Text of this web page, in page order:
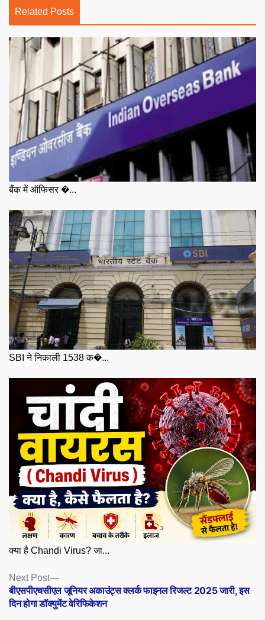
Related Posts
बैंक में ऑफिसर �...
SBI ने निकाली 1538 क�...
क्या है Chandi Virus? जा...
Posts
navigation
Next Post
Next
post:
बीएसपीएचसीएल जूनियर अकाउंट्स क्लर्क फाइनल रिजल्ट 2025 जारी, इस
दिन होगा डॉक्युमेंट वेरिफिकेशन